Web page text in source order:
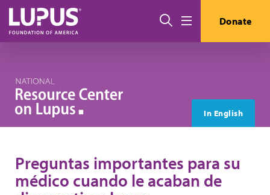
Pasar al contenido principal
Buscar Donate
In English
Preguntas importantes para su
médico cuando le acaban de